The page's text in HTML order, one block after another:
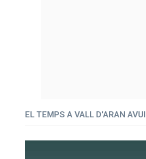
EL TEMPS A VALL D'ARAN AVUI